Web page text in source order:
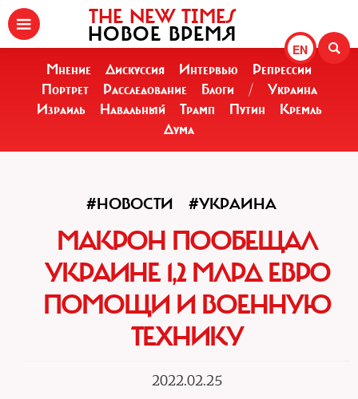
EN
THE NEW TIMES
НОВОЕ ВРЕМЯ
Мнение Дискуссия Интервью
Репрессии
Портрет
Расследование Блоги /
Украина
Израиль
Навальный Трамп Путин
Кремль
Дума
#НОВОСТИ #УКРАИНА
МАКРОН ПООБЕЩАЛ
УКРАИНЕ 1,2 МЛРД ЕВРО
ПОМОЩИ И ВОЕННУЮ
ТЕХНИКУ
2022.02.25